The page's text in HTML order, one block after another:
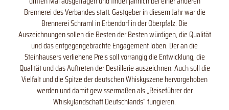
Brennerei des Verbandes statt. Gastgeber in diesem Jahr war die
Brennerei Schraml in Erbendorf in der Oberpfalz. Die
Auszeichnungen sollen die Besten der Besten würdigen, die Qualität
und das entgegengebrachte Engagement loben. Der an die
Steinhausers verliehene Preis soll vorrangig die Entwicklung, die
Qualität und das Auftreten der Destillerie auszeichnen. Auch soll die
Vielfalt und die Spitze der deutschen Whiskyszene hervorgehoben
werden und damit gewissermaßen als „Reiseführer der
Whiskylandschaft Deutschlands“ fungieren.